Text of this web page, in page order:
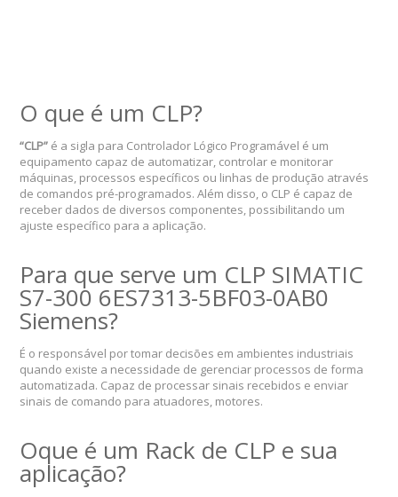
O que é um CLP?
“CLP” é a sigla para Controlador Lógico Programável é um
equipamento capaz de automatizar, controlar e monitorar
máquinas, processos específicos ou linhas de produção através
de comandos pré-programados. Além disso, o CLP é capaz de
receber dados de diversos componentes, possibilitando um
ajuste específico para a aplicação.
Para que serve um CLP SIMATIC
S7-300 6ES7313-5BF03-0AB0
Siemens?
É o responsável por tomar decisões em ambientes industriais
quando existe a necessidade de gerenciar processos de forma
automatizada. Capaz de processar sinais recebidos e enviar
sinais de comando para atuadores, motores.
Oque é um Rack de CLP e sua
aplicação?